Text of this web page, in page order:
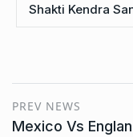
Shakti Kendra
PREV NEWS
Mexico Vs